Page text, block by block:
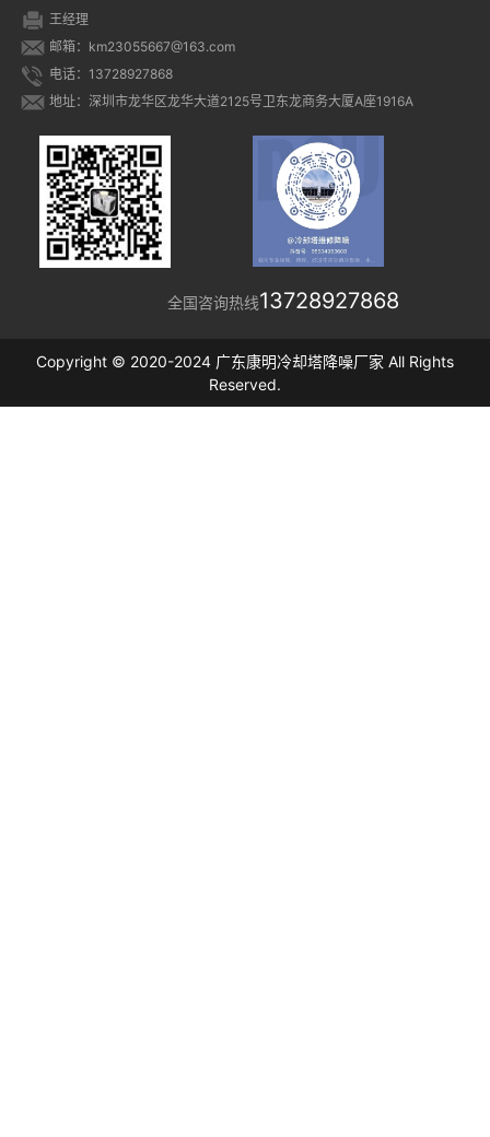
王经理
邮箱：km23055667@163.com
电话：13728927868
地址：深圳市龙华区龙华大道2125号卫东龙商务大厦A座1916A
全国咨询热线13728927868
Copyright © 2020-2024 广东康明冷却塔降噪厂家 All Rights
Reserved.